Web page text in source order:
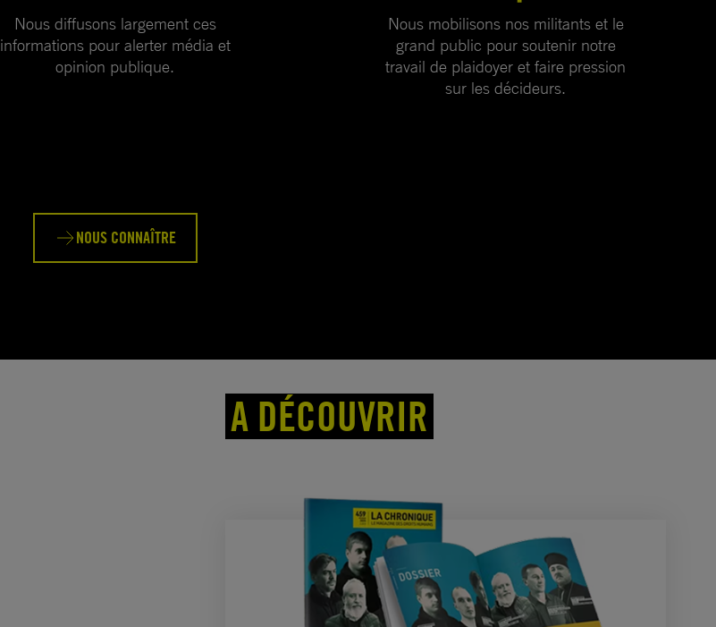
Nous diffusons largement ces
informations pour alerter média et
opinion publique.
Nous mobilisons nos militants et le
grand public pour soutenir notre
travail de plaidoyer et faire pression
sur les décideurs.
NOUS CONNAÎTRE
A DÉCOUVRIR